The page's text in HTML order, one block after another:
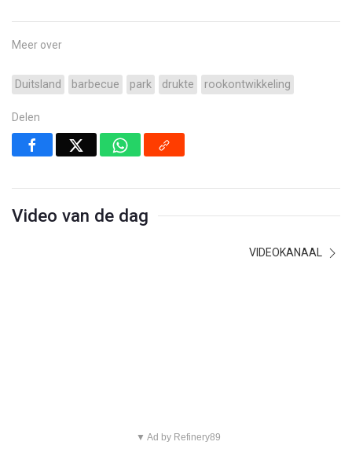
Meer over
Duitsland barbecue park drukte rookontwikkeling
Delen
Video van de dag
VIDEOKANAAL
▼ Ad by Refinery89